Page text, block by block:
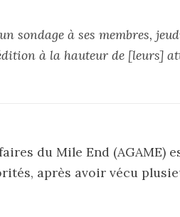
sondage à ses membres,
à la hauteur de [leurs]
du Mile End (AGAME)
après avoir vécu